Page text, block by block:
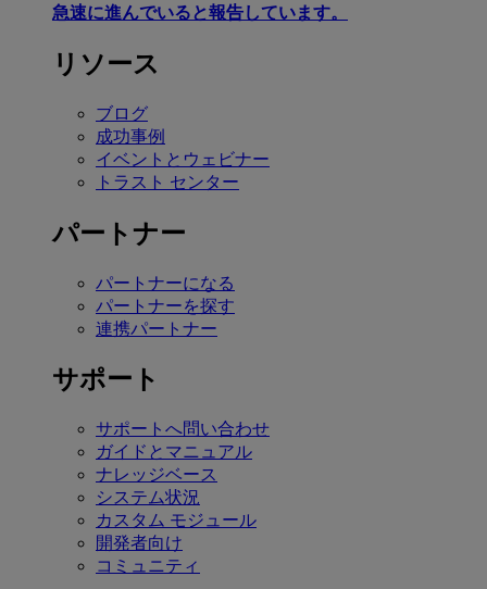
急速に進んでいると報告しています。
リソース
ブログ
成功事例
イベントとウェビナー
トラスト センター
パートナー
パートナーになる
パートナーを探す
連携パートナー
サポート
サポートへ問い合わせ
ガイドとマニュアル
ナレッジベース
システム状況
カスタム モジュール
開発者向け
コミュニティ